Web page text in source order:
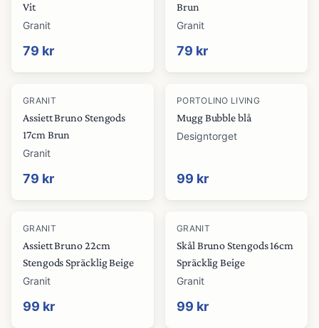
Vit
Granit
79 kr
Brun
Granit
79 kr
GRANIT
Assiett Bruno Stengods
17cm Brun
Granit
79 kr
PORTOLINO LIVING
Mugg Bubble blå
Designtorget
99 kr
GRANIT
Assiett Bruno 22cm
Stengods Spräcklig Beige
Granit
99 kr
GRANIT
Skål Bruno Stengods 16cm
Spräcklig Beige
Granit
99 kr